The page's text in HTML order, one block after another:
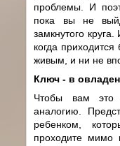
проблемы. И
пока вы не
замкнутого
когда
живым, и ни не
Ключ - в
Чтобы вам это
аналогию.
ребенком,
проходите мимо